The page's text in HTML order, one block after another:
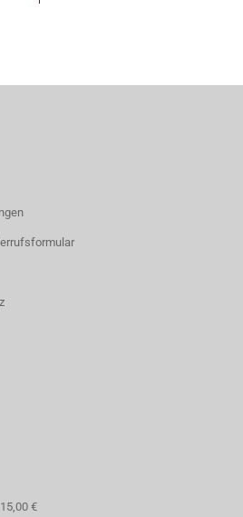
€